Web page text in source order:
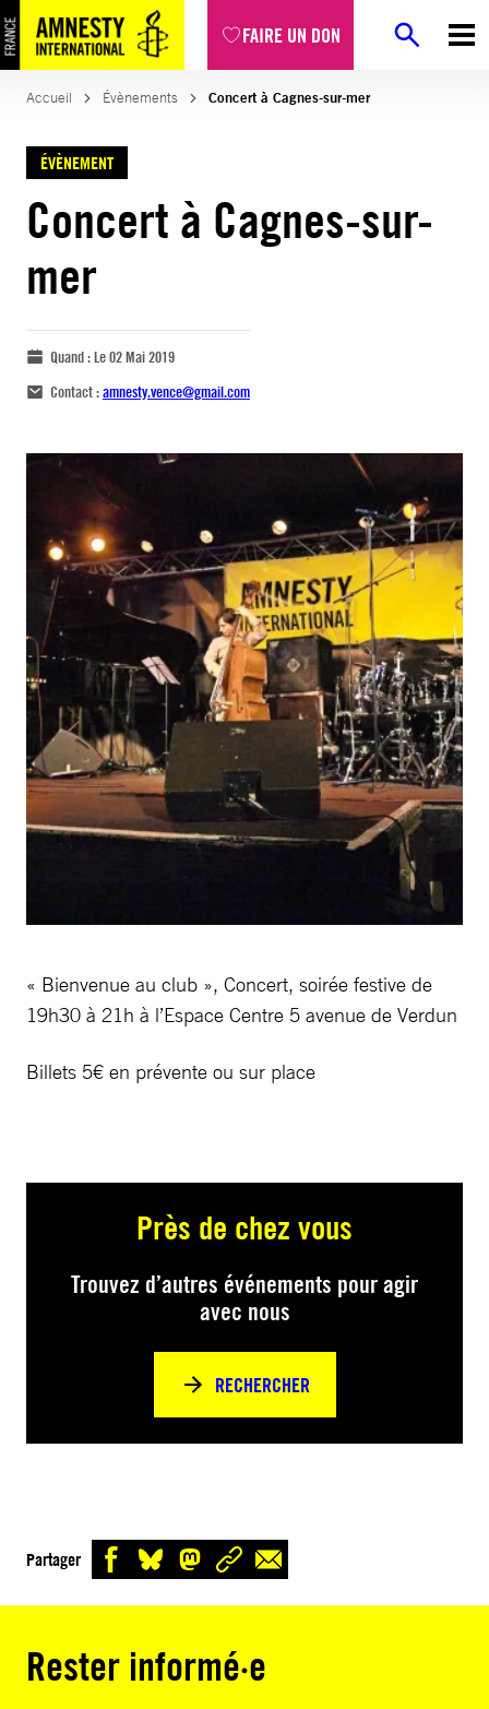
FAIRE UN DON
Accueil Évènements Concert à Cagnes-sur-mer
ÉVÈNEMENT
Concert à Cagnes-sur-
mer
Quand :Le 02 Mai 2019
Contact :amnesty.vence@gmail.com
« Bienvenue au club », Concert, soirée festive de
19h30 à 21h à l’Espace Centre 5 avenue de Verdun
Billets 5€ en prévente ou sur place
Près de chez vous
Trouvez d’autres événements pour agir
avec nous
RECHERCHER
Partager
Rester informé·e